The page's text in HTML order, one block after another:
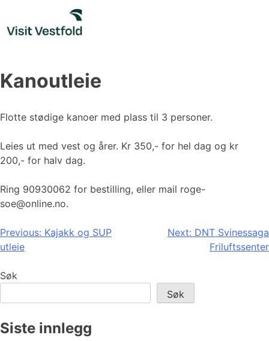
content
Kanoutleie
Flotte stødige kanoer med plass til 3 personer.
Leies ut med vest og årer. Kr 350,- for hel dag og kr
200,- for halv dag.
Ring 90930062 for bestilling, eller mail roge-
soe@online.no.
Innleggsnavigasjon
Previous: Kajakk og SUP
utleie
Next: DNT Svinessaga
Friluftssenter
Søk
Søk
Siste innlegg